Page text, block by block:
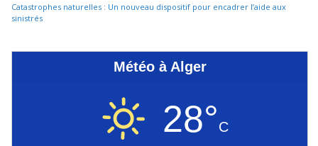
Catastrophes naturelles : Un nouveau dispositif pour encadrer l’aide aux
sinistrés
Météo à Alger
28°C